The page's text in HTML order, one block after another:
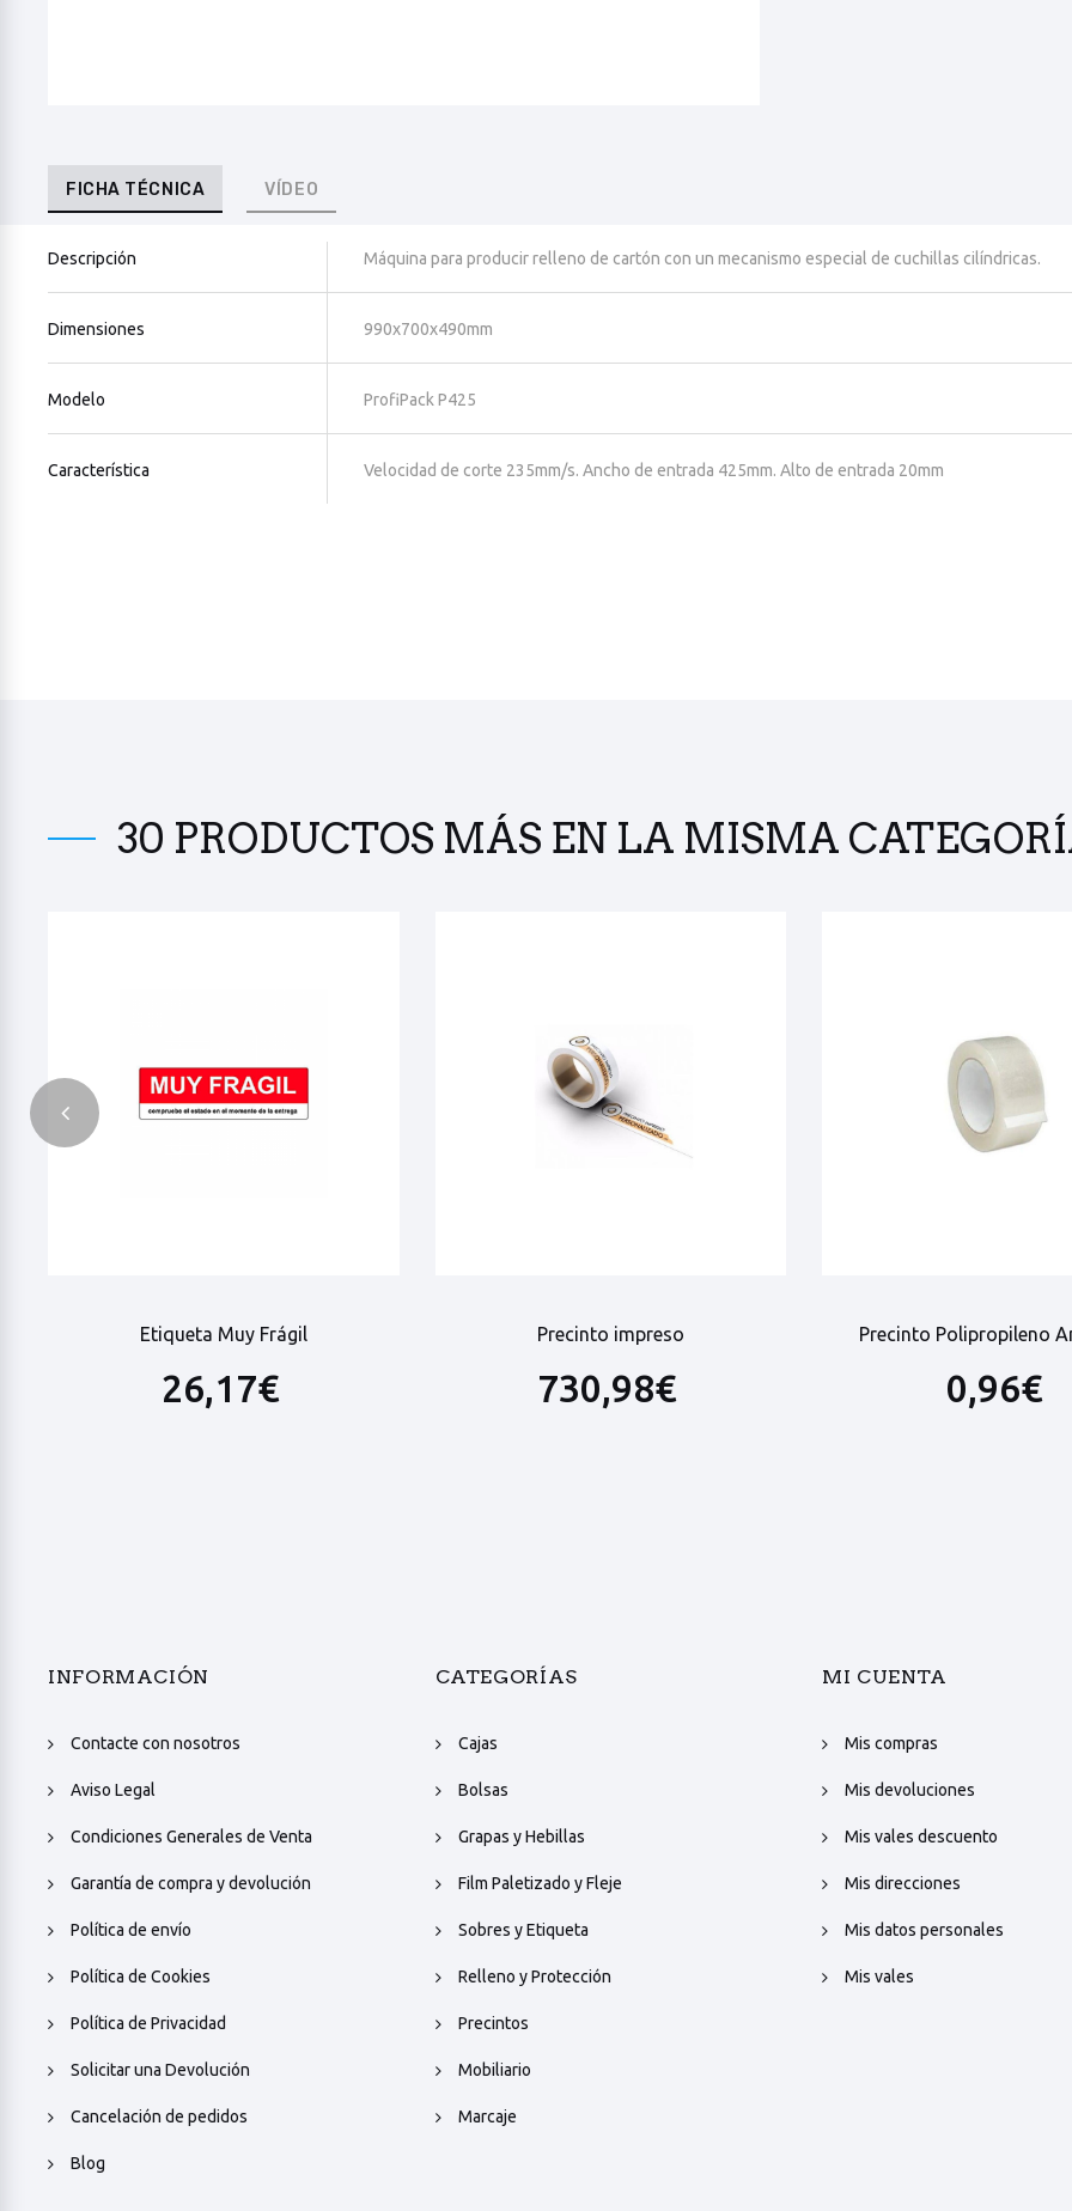
FICHA TÉCNICA VÍDEO
Descripción Máquina para producir relleno de cartón con un mecanismo especial de cuchillas cilíndricas.
Dimensiones 990x700x490mm
Modelo ProfiPack P425
Característica Velocidad de corte 235mm/s. Ancho de entrada 425mm. Alto de entrada 20mm
30 PRODUCTOS MÁS EN LA MISMA
Etiqueta Muy Frágil
26,17€
Precinto impreso
730,98€
Precinto Polipropileno
0,96€
INFORMACIÓN
Contacte con nosotros
Aviso Legal
Condiciones Generales de Venta
Garantía de compra y devolución
Política de envío
Política de Cookies
Política de Privacidad
Solicitar una Devolución
Cancelación de pedidos
Blog
CATEGORÍAS
Cajas
Bolsas
Grapas y Hebillas
Film Paletizado y Fleje
Sobres y Etiqueta
Relleno y Protección
Precintos
Mobiliario
Marcaje
MI CUENTA
Mis compras
Mis devoluciones
Mis vales descuento
Mis direcciones
Mis datos personales
Mis vales